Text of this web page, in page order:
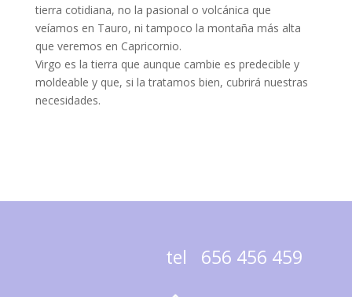
tierra cotidiana, no la pasional o volcánica que
veíamos en Tauro, ni tampoco la montaña más alta
que veremos en Capricornio.
Virgo es la tierra que aunque cambie es predecible y
moldeable y que, si la tratamos bien, cubrirá nuestras
necesidades.
tel 656 456 459